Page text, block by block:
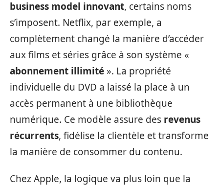
business model innovant, certains noms
s’imposent. Netflix, par exemple, a
complètement changé la manière d’accéder
aux films et séries grâce à son système «
abonnement illimité ». La propriété
individuelle du DVD a laissé la place à un
accès permanent à une bibliothèque
numérique. Ce modèle assure des revenus
récurrents, fidélise la clientèle et transforme
la manière de consommer du contenu.
Chez Apple, la logique va plus loin que la